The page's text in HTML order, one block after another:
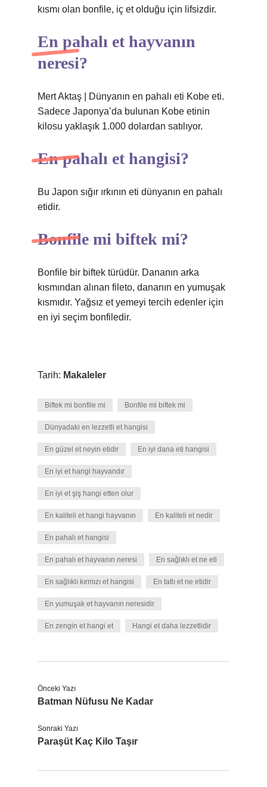
kısmı olan bonfile, iç et olduğu için lifsizdir.
En pahalı et hayvanın
neresi?
Mert Aktaş | Dünyanın en pahalı eti Kobe eti.
Sadece Japonya’da bulunan Kobe etinin
kilosu yaklaşık 1.000 dolardan satılıyor.
En pahalı et hangisi?
Bu Japon sığır ırkının eti dünyanın en pahalı
etidir.
Bonfile mi biftek mi?
Bonfile bir biftek türüdür. Dananın arka
kısmından alınan fileto, dananın en yumuşak
kısmıdır. Yağsız et yemeyi tercih edenler için
en iyi seçim bonfiledir.
Tarih: Makaleler
Biftek mi bonfile mi Bonfile mi biftek mi
Dünyadaki en lezzetli et hangisi
En güzel et neyin etidir En iyi dana eti hangisi
En iyi et hangi hayvandır
En iyi et şiş hangi etten olur
En kaliteli et hangi hayvanın En kaliteli et nedir
En pahalı et hangisi
En pahalı et hayvanın neresi En sağlıklı et ne eti
En sağlıklı kırmızı et hangisi En tatlı et ne etidir
En yumuşak et hayvanın neresidir
En zengin et hangi et Hangi et daha lezzetlidir
Önceki Yazı
Batman Nüfusu Ne Kadar
Sonraki Yazı
Paraşüt Kaç Kilo Taşır